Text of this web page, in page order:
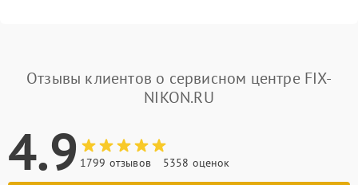
Отзывы клиентов о сервисном центре FIX-
NIKON.RU
4.9 1799 отзывов 5358 оценок